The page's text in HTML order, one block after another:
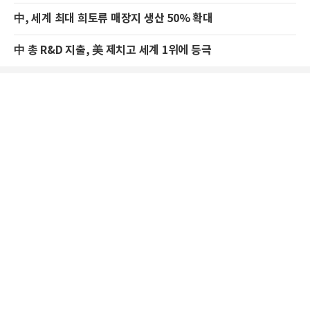
中, 세계 최대 희토류 매장지 생산 50% 확대
中 총 R&D 지출, 美 제치고 세계 1위에 등극